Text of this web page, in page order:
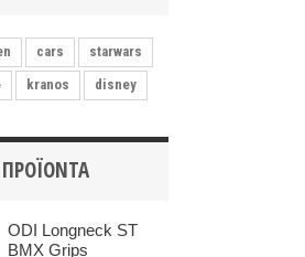
cars
starwars
kranos disney
ODI Longneck ST
BMX Grips